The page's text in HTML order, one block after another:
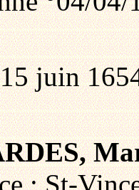
juin
: St-